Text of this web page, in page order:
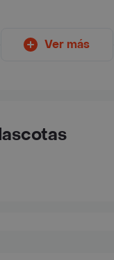
Ver más